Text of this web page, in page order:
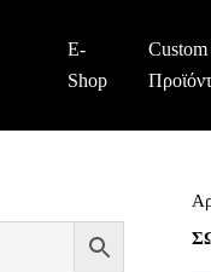
E-
Shop
Custom